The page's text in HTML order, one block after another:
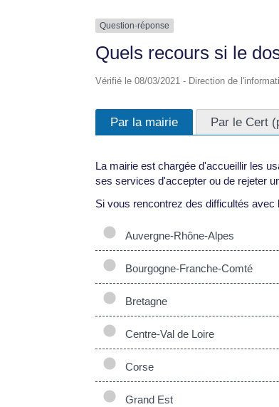
Question-réponse
Quels recours si le
Vérifié le 08/03/2021 - Direction de
Par la mairie Par le Cert
La mairie est chargée d'accueillir les
ses services d'accepter ou de rejeter
Si vous rencontrez des difficultés
Auvergne-Rhône-Alpes
Bourgogne-Franche-Comté
Bretagne
Centre-Val de Loire
Corse
Grand Est